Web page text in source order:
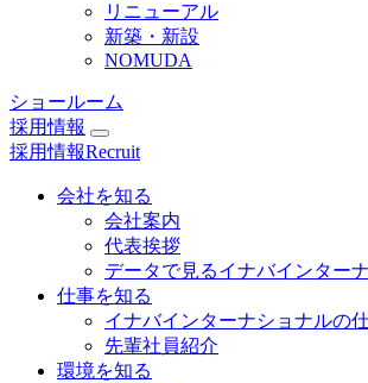
リニューアル
新築・新設
NOMUDA
ショールーム
採用情報
採用情報Recruit
会社を知る
会社案内
代表挨拶
データで見るイナバインター
仕事を知る
イナバインターナショナルの
先輩社員紹介
環境を知る